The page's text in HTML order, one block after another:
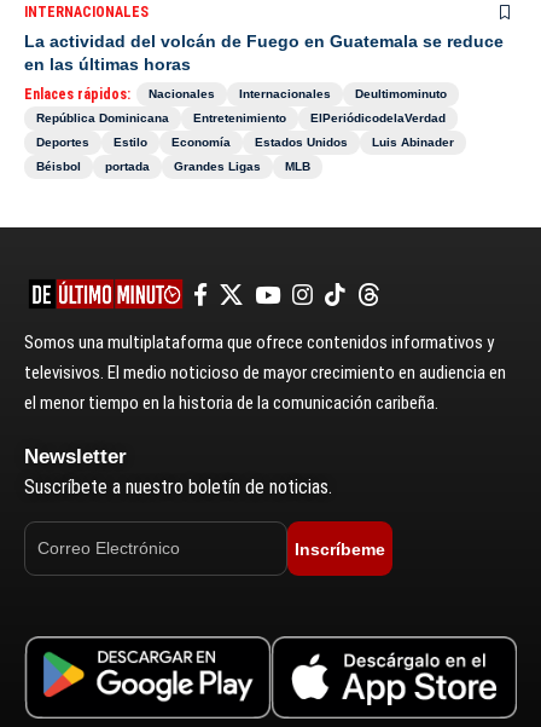
INTERNACIONALES
La actividad del volcán de Fuego en Guatemala se reduce
en las últimas horas
Enlaces rápidos: Nacionales Internacionales
Deultimominuto
República Dominicana
Entretenimiento
ElPeriódicodelaVerdad
Deportes
Estilo Economía Estados Unidos
Luis Abinader
Béisbol
portada Grandes Ligas MLB
Somos una multiplataforma que ofrece contenidos informativos y
televisivos. El medio noticioso de mayor crecimiento en audiencia en
el menor tiempo en la historia de la comunicación caribeña.
Newsletter
Suscríbete a nuestro boletín de noticias.
Inscríbeme